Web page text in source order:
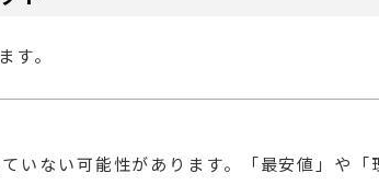
す。
いない可能性があります。「最安値」や「